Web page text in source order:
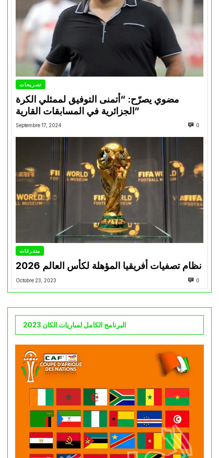
تصريحات
مضوي يصرّح: “أتمنى التوفيق لممثلي الكرة
الجزائرية في المسابقات القارية”
Septembre 17, 2024 0
متفرقات
نظام تصفيات أفريقيا المؤهلة لكأس العالم 2026
Octobre 23, 2023 0
البرنامج الكامل لمباريات الكان 2023